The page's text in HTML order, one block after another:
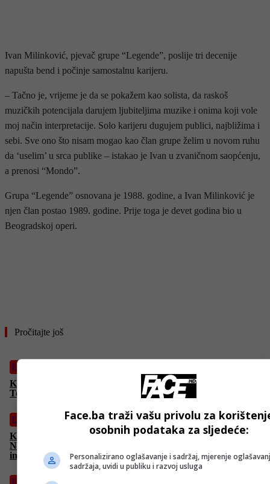
Ivan Milinković, pjevač grupe “Legende”, poslije tri decenije
napušta bend i počinje samostalnu karijeru.
– Tačno je, vrijeme je da se pokažem kao solista, da raskoš
muzičkih potencijala darujem ljubiteljima muzike i onima koji vole
moj način interpretacije. Solo karijeru dugujem publici, najbližima i
sebi. Sve ono što nisam mogao kao član grupe želim u novom ruhu
da ‘uselim’ u srca publike – istakao je Ivan u zvaničnom saopćenju,
a prenosi “Mondo”.
Grupa “Legende” osnovana je 1988. godine, a Ivan Milinković je
njen član postao 1989. godine. Prije toga je devet godina bio u
Beogradskoj operi.
Pročitajte još
Film
Kada se tehnologija sudari sa željom za “internet-slavom”:
Tehnološki triler “Krug” u subotu na FACE TV
Film
Koliko su naši “zaštićeni” podaci zapravo zaštićeni?
Nevjerovatno napeta i intenzivna akcija o opasnostima
interneta
Film
Face.ba traži vašu privolu za
osobnih podataka za sljedeće:
Personalizirano oglašavanje i sadržaj, mjerenje
sadržaja, uvidi u publiku i razvoj usluga